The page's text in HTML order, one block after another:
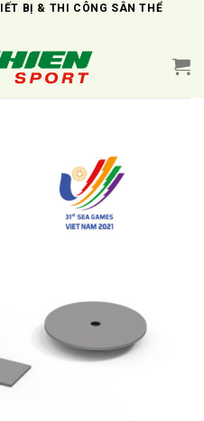
BỊ & THI CÔNG SÂN THỂ